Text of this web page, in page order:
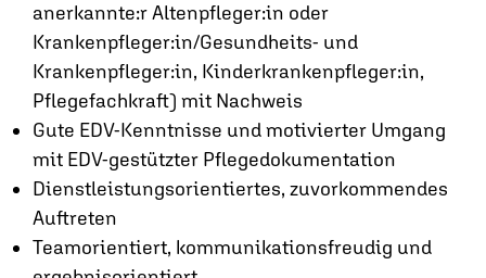
anerkannte:r Altenpfleger:in oder
Krankenpfleger:in/Gesundheits- und
Krankenpfleger:in, Kinderkrankenpfleger:in,
Pflegefachkraft) mit Nachweis
Gute EDV-Kenntnisse und motivierter Umgang
mit EDV-gestützter Pflegedokumentation
Dienstleistungsorientiertes, zuvorkommendes
Auftreten
Teamorientiert, kommunikationsfreudig und